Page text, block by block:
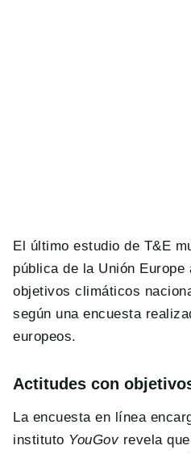
El último estudio de T&E
pública de la Unión Europe
objetivos climáticos
según una encuesta
europeos.
Actitudes con
La encuesta en línea
instituto YouGov revela